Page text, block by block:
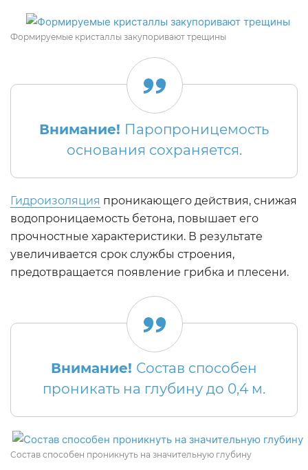
Формируемые кристаллы закупоривают трещины
Внимание! Паропроницемость
основания сохраняется.
Гидроизоляция проникающего действия, снижая
водопроницаемость бетона, повышает его
прочностные характеристики. В результате
увеличивается срок службы строения,
предотвращается появление грибка и плесени.
Внимание! Состав способен
проникать на глубину до 0,4 м.
Состав способен проникнуть на значительную глубину